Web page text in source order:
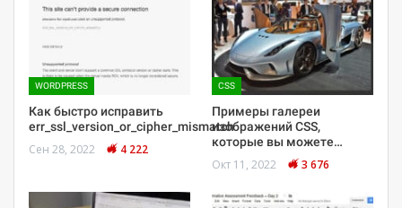
WORDPRESS
Как быстро исправить
err_ssl_version_or_cipher_mismatch
Сен 28, 2022 4 222
CSS
Примеры галереи
изображений CSS,
которые вы можете…
Окт 11, 2022 3 676